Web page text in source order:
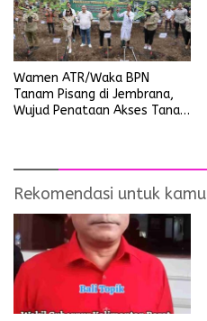
Wamen ATR/Waka BPN
Tanam Pisang di Jembrana,
Wujud Penataan Akses Tanah
Rekomendasi untuk kamu